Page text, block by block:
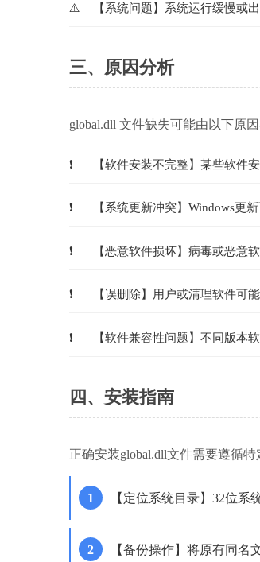
【系统问题】系统运行缓慢或
三、原因分析
global.dll 文件缺失可能由以下原因
【软件安装不完整】某些软件
【系统更新冲突】Windows更
【恶意软件损坏】病毒或恶意
【误删除】用户或清理软件可
【软件兼容性问题】不同版本
四、安装指南
正确安装global.dll文件需要遵循
【定位系统目录】32位系
【备份操作】将原有同名